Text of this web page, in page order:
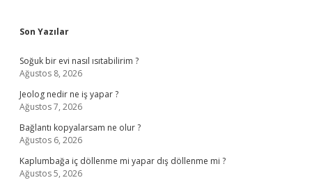
Sidebar
Son Yazılar
Soğuk bir evi nasıl ısıtabilirim ?
Ağustos 8, 2026
Jeolog nedir ne iş yapar ?
Ağustos 7, 2026
Bağlantı kopyalarsam ne olur ?
Ağustos 6, 2026
Kaplumbağa iç döllenme mi yapar dış döllenme mi ?
Ağustos 5, 2026